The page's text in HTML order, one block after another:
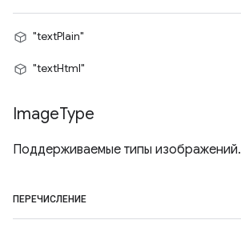
"textPlain"
"textHtml"
ImageType
Поддерживаемые типы изображений.
ПЕРЕЧИСЛЕНИЕ